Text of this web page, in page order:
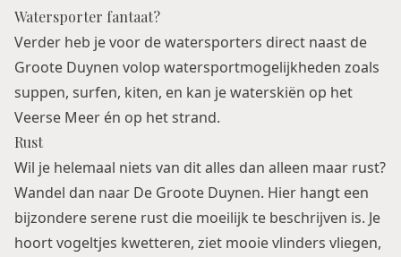
Watersporter fantaat?
Verder heb je voor de watersporters direct naast de
Groote Duynen volop watersportmogelijkheden zoals
suppen, surfen, kiten, en kan je waterskiën op het
Veerse Meer én op het strand.
Rust
Wil je helemaal niets van dit alles dan alleen maar rust?
Wandel dan naar De Groote Duynen. Hier hangt een
bijzondere serene rust die moeilijk te beschrijven is. Je
hoort vogeltjes kwetteren, ziet mooie vlinders vliegen,